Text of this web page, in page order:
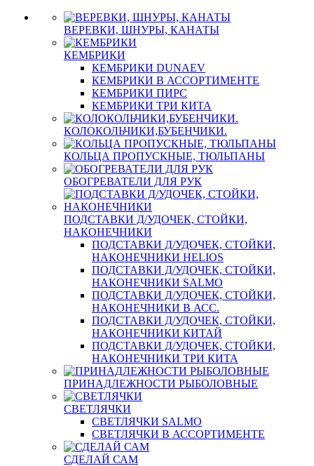
ВЕРЕВКИ, ШНУРЫ, КАНАТЫ
КЕМБРИКИ
КЕМБРИКИ DUNAEV
КЕМБРИКИ В АССОРТИМЕНТЕ
КЕМБРИКИ ПИРС
КЕМБРИКИ ТРИ КИТА
КОЛОКОЛЬЧИКИ,БУБЕНЧИКИ.
КОЛЬЦА ПРОПУСКНЫЕ, ТЮЛЬПАНЫ
ОБОГРЕВАТЕЛИ ДЛЯ РУК
ПОДСТАВКИ Д/УДОЧЕК, СТОЙКИ,
НАКОНЕЧНИКИ
ПОДСТАВКИ Д/УДОЧЕК, СТОЙКИ,
НАКОНЕЧНИКИ HELIOS
ПОДСТАВКИ Д/УДОЧЕК, СТОЙКИ,
НАКОНЕЧНИКИ SALMO
ПОДСТАВКИ Д/УДОЧЕК, СТОЙКИ,
НАКОНЕЧНИКИ В АСС.
ПОДСТАВКИ Д/УДОЧЕК, СТОЙКИ,
НАКОНЕЧНИКИ КИТАЙ
ПОДСТАВКИ Д/УДОЧЕК, СТОЙКИ,
НАКОНЕЧНИКИ ТРИ КИТА
ПРИНАДЛЕЖНОСТИ РЫБОЛОВНЫЕ
СВЕТЛЯЧКИ
СВЕТЛЯЧКИ SALMO
СВЕТЛЯЧКИ В АССОРТИМЕНТЕ
СДЕЛАЙ САМ